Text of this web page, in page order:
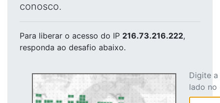
conosco.
Para liberar o acesso do IP 216.73.216.222,
responda ao desafio abaixo.
Digite
lado no